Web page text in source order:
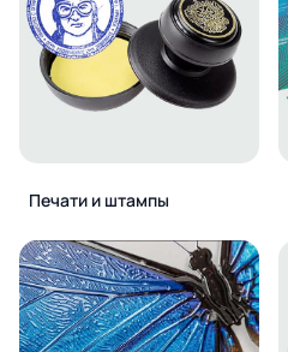
Печати и штампы